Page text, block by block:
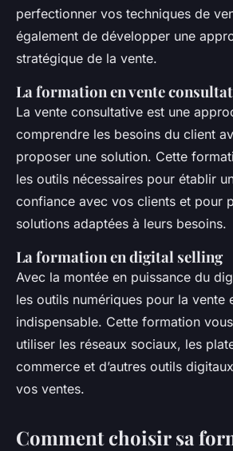
perfectionner vos techniques de
également de développer une
stratégique de la vente.
La formation en vente
La vente consultative est une
comprendre les besoins du client
proposer une solution. Cette
les outils nécessaires pour établir
confiance avec vos clients et pour
solutions adaptées à leurs besoins.
La formation en digital selling
Avec la montée en puissance du
les outils numériques pour la vente
indispensable. Cette formation
utiliser les réseaux sociaux, les
commerce et d’autres outils
vos ventes.
Comment choisir sa